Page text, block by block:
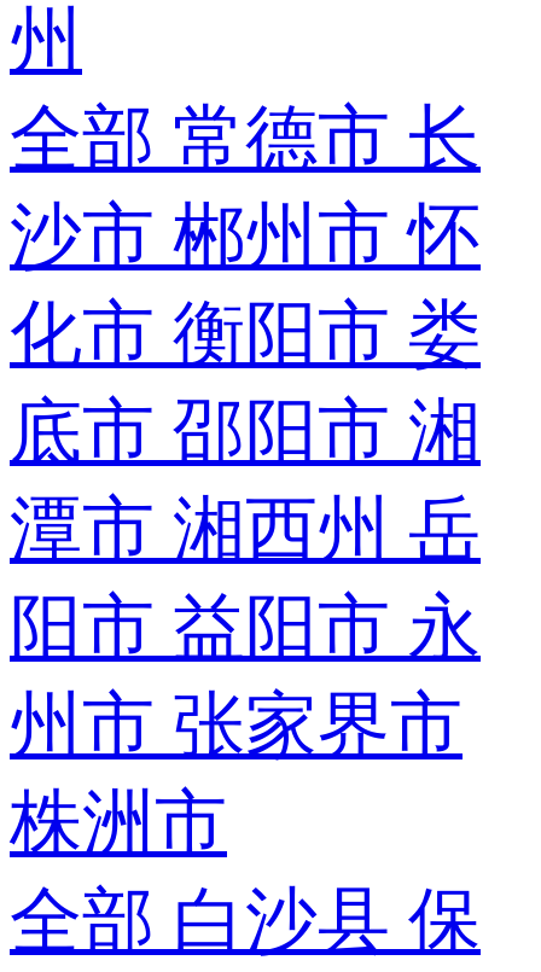
州
全部 常德市 长
沙市 郴州市 怀
化市 衡阳市 娄
底市 邵阳市 湘
潭市 湘西州 岳
阳市 益阳市 永
州市 张家界市
株洲市
全部 白沙县 保